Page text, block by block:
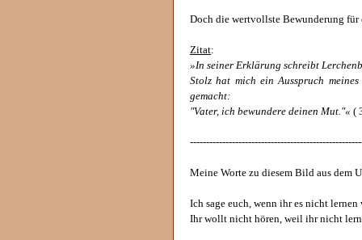
Doch die wertvollste Bewunderung für
Zitat:
»In seiner Erklärung schreibt
Stolz hat mich ein Ausspruch
gemacht:
"Vater, ich bewundere deinen Mut."« (
Meine Worte zu diesem Bild aus dem
Ich sage euch, wenn ihr es nicht
Ihr wollt nicht hören, weil ihr nicht